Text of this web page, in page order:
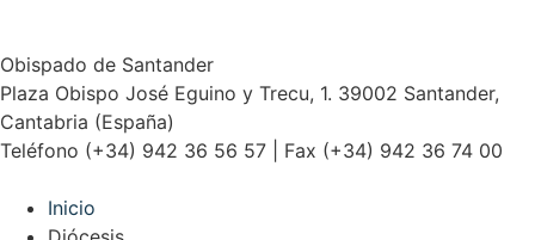
Obispado de Santander
Plaza Obispo José Eguino y Trecu, 1. 39002 Santander,
Cantabria (España)
Teléfono (+34) 942 36 56 57 | Fax (+34) 942 36 74 00
Inicio